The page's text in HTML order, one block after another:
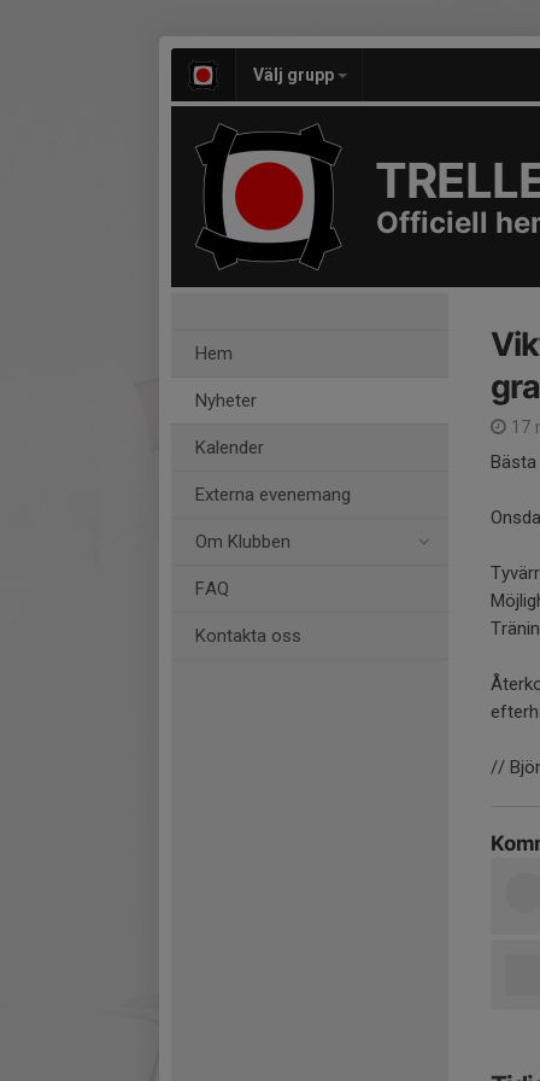
Välj grupp
Officiell
Hem
Nyheter
Kalender
Externa evenemang
Om Klubben
FAQ
Kontakta oss
17
//